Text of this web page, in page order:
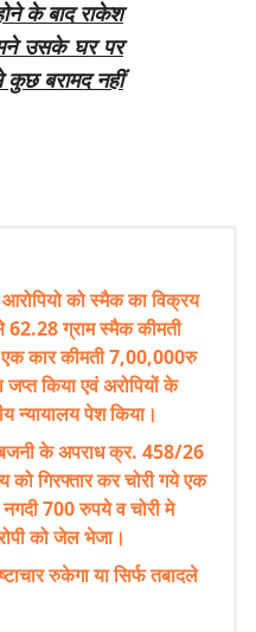
के बाद राकेश
उसके घर पर
कुछ बरामद नहीं
आरोपियो को स्मैक का विक्रय
ग्राम स्मैक कीमती
कार कीमती 7,00,000रु
किया एवं अरोपियों के
न्यायालय पेश किया।
के अपराध क्र. 458/26
गिरफ्तार कर चोरी गये एक
700 रुपये व चोरी मे
को जेल भेजा।
रुकेगा या सिर्फ तबादले